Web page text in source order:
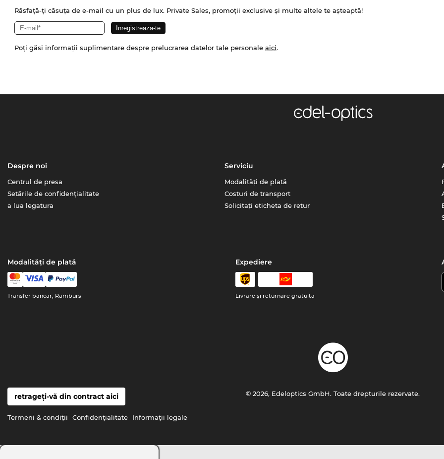
Răsfață-ți căsuța de e-mail cu un plus de lux. Private Sales, promoții exclusive și multe altele te așteaptă!
Poți găsi informații suplimentare despre prelucrarea datelor tale personale aici.
Despre noi
Centrul de presa
Setările de confidențialitate
a lua legatura
Serviciu
Modalități de plată
Costuri de transport
Solicitați eticheta de retur
Modalități de plată
Transfer bancar, Ramburs
Expediere
Livrare şi returnare gratuita
retrageți-vă din contract aici
Termeni & condiţii Confidenţialitate Informaţii legale
© 2026, Edeloptics GmbH. Toate drepturile rezervate.